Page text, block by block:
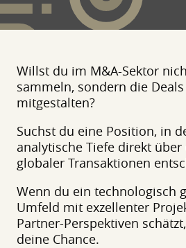
Willst du im M&A-Sektor
sammeln, sondern die
mitgestalten?
Suchst du eine Position, in
analytische Tiefe direkt über
globaler Transaktionen
Wenn du ein technologisch
Umfeld mit exzellenter
Partner-Perspektiven
deine Chance.